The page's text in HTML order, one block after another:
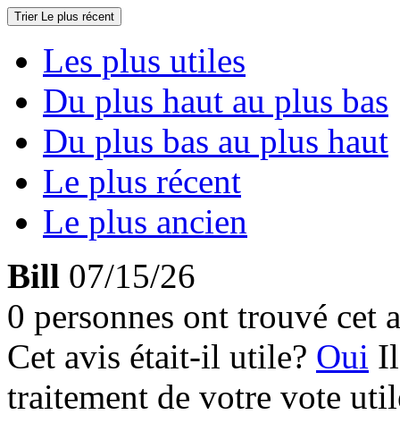
Trier Le plus récent
Les plus utiles
Du plus haut au plus bas
Du plus bas au plus haut
Le plus récent
Le plus ancien
Bill 07/15/26
0 personnes ont trouvé cet
Cet avis était-il utile? Oui
traitement de votre vote